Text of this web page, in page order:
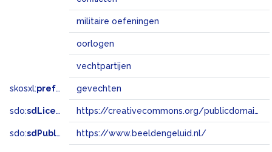
militaire oefeningen
oorlogen
vechtpartijen
skosxl:prefLabel gevechten
sdo:sdLicense https://creativecommons.org/publicdomain/zero/1.0/
sdo:sdPublisher https://www.beeldengeluid.nl/